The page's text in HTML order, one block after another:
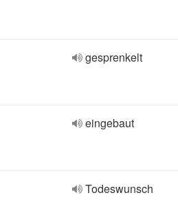
gesprenkelt
eingebaut
Todeswunsch